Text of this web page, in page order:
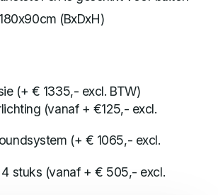
(BxDxH)
(+ € 1335,- excl. BTW)
(vanaf + €125,- excl.
(+ € 1065,- excl.
4 stuks (vanaf + € 505,- excl.